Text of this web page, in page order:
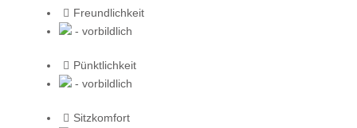
Freundlichkeit
- vorbildlich
Pünktlichkeit
- vorbildlich
Sitzkomfort